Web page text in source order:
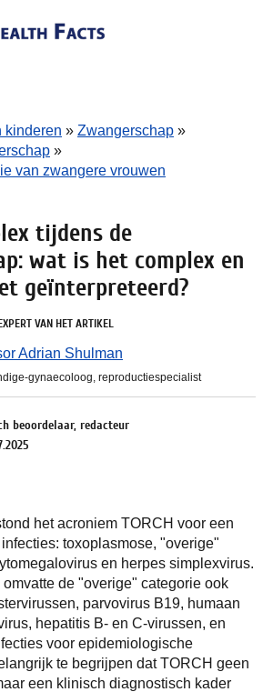
kinderen » Zwangerschap »
»
van zwangere vrouwen
tijdens de
wat is het complex en
geïnterpreteerd?
VAN HET ARTIKEL
Adrian Shulman
gynaecoloog, reproductiespecialist
beoordelaar, redacteur
het acroniem TORCH voor een
toxoplasmose, "overige"
en herpes simplexvirus.
de "overige" categorie ook
parvovirus B19, humaan
hepatitis B- en C-virussen, en
voor epidemiologische
te begrijpen dat TORCH geen
een klinisch diagnostisch kader